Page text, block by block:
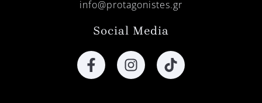
info@protagonistes.gr
Social Media